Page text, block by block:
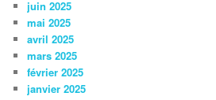
juin 2025
mai 2025
avril 2025
mars 2025
février 2025
janvier 2025